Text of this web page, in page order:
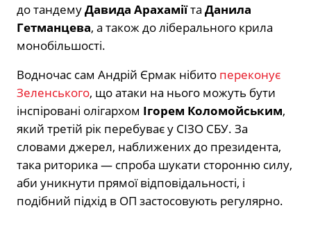
до тандемуДавида Арахаміїта Данила
Гетманцева, а також до ліберального крила
монобільшості.
Водночас сам Андрій Єрмак нібито переконує
Зеленського, що атаки на нього можуть бути
інспіровані олігархом Ігорем Коломойським,
який третій рік перебуває у СІЗО СБУ. За
словами джерел, наближених до президента,
така риторика — спроба шукати сторонню силу,
аби уникнути прямої відповідальності, і
подібний підхід в ОП застосовують регулярно.